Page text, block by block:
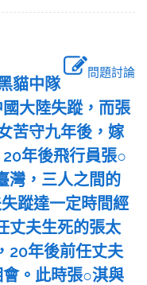
問題討論
貓中隊
大陸失蹤，而張
苦守九年後，嫁
年後飛行員張○
灣，三人之間的
蹤達一定時間經
丈夫生死的張太
20年後前任丈夫
。此時張○淇與